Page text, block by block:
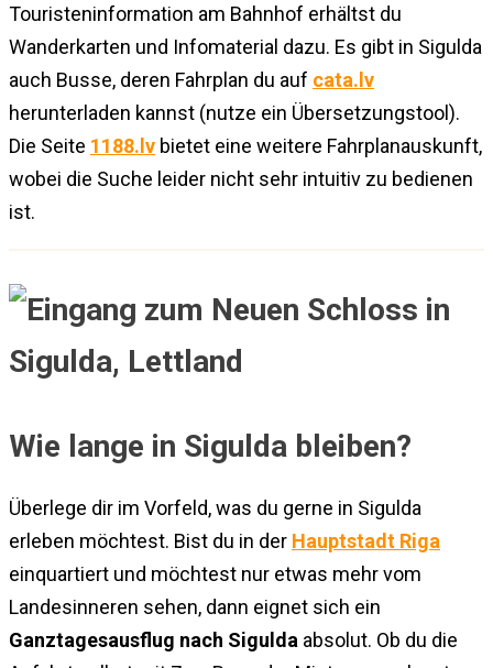
Touristeninformation am Bahnhof erhältst du
Wanderkarten und Infomaterial dazu. Es gibt in Sigulda
auch Busse, deren Fahrplan du auf cata.lv
herunterladen kannst (nutze ein Übersetzungstool).
Die Seite 1188.lv bietet eine weitere Fahrplanauskunft,
wobei die Suche leider nicht sehr intuitiv zu bedienen
ist.
Wie lange in Sigulda bleiben?
Überlege dir im Vorfeld, was du gerne in Sigulda
erleben möchtest. Bist du in der Hauptstadt Riga
einquartiert und möchtest nur etwas mehr vom
Landesinneren sehen, dann eignet sich ein
Ganztagesausflug nach Sigulda absolut. Ob du die